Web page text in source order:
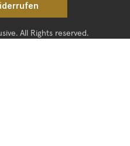
All Rights reserved.